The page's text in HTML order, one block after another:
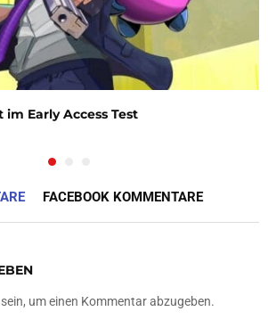
Early Access Test
FACEBOOK KOMMENTARE
sein, um einen Kommentar abzugeben.